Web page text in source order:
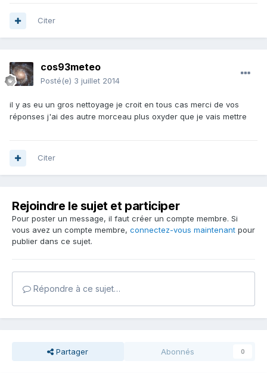
Citer
cos93meteo
Posté(e) 3 juillet 2014
il y as eu un gros nettoyage je croit en tous cas merci de vos
réponses j'ai des autre morceau plus oxyder que je vais mettre
Citer
Rejoindre le sujet et participer
Pour poster un message, il faut créer un compte membre. Si
vous avez un compte membre, connectez-vous maintenant pour
publier dans ce sujet.
Répondre à ce sujet…
Partager Abonnés 0